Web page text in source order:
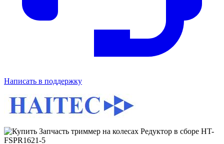
Написать в поддержку